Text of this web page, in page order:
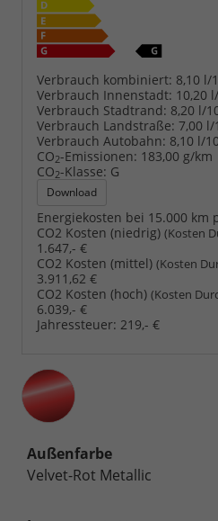
Verbrauch kombiniert: 8,10 l/
Verbrauch Innenstadt: 10,20
Verbrauch Stadtrand: 8,20 l/
Verbrauch Landstraße: 7,00 l/
Verbrauch Autobahn: 8,10 l/
CO2-Emissionen: 183,00 g/km
CO2-Klasse: G
Download
Energiekosten bei 15.000 km
CO2 Kosten (niedrig) (Kosten
1.647,- €
CO2 Kosten (mittel) (Kosten
3.911,62 €
CO2 Kosten (hoch) (Kosten
6.039,- €
Jahressteuer: 219,- €
Außenfarbe
Velvet-Rot Metallic